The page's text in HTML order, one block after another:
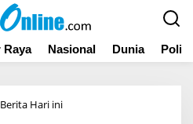
Raya Nasional Dunia
Berita Hari ini